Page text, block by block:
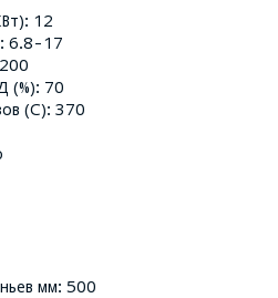
12
6.8-17
(%): 70
(C): 370
мм: 500